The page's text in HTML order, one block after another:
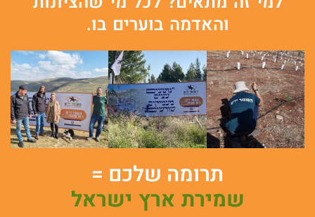
והאדמה בוערים בו.
תרומה שלכם =
שמירת ארץ ישראל